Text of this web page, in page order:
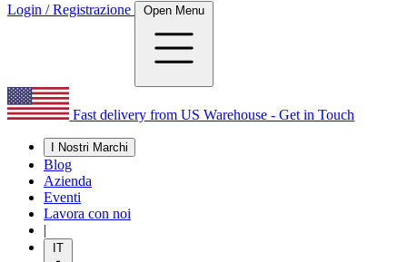
Login / Registrazione Open Menu
Fast delivery from US Warehouse - Get in Touch
I Nostri Marchi
Blog
Azienda
Eventi
Lavora con noi
|
IT